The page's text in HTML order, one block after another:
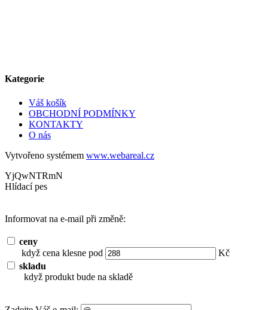
Kategorie
Váš košík
OBCHODNÍ PODMÍNKY
KONTAKTY
O nás
Vytvořeno systémem www.webareal.cz
YjQwNTRmN
Hlídací pes
Informovat na e-mail při změně:
ceny
když cena klesne pod
Kč
skladu
když produkt bude na skladě